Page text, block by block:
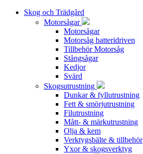
Skog och Trädgård
Motorsågar
Motorsågar
Motorsåg batteridriven
Tillbehör Motorsåg
Stångsågar
Kedjor
Svärd
Skogsutrustning
Dunkar & fyllutrustning
Fett & smörjutrustning
Filutrustning
Mått- & märkutrustning
Olja & kem
Verktygsbälte & tillbehör
Yxor & skogsverktyg